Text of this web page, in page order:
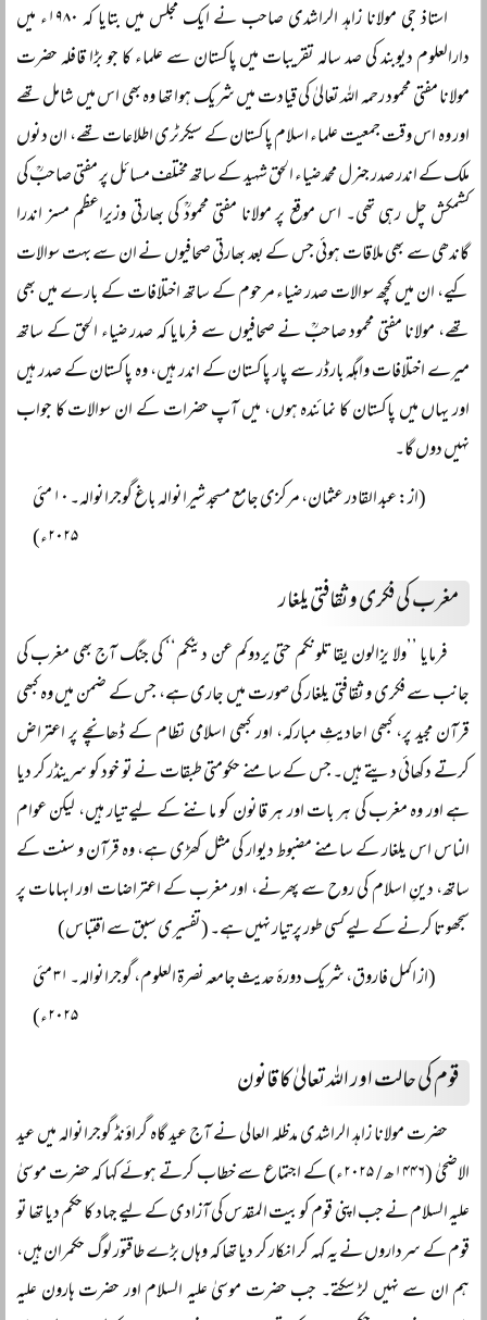
استاذ جی مولانا زاہد الراشدی صاحب نے ایک مجلس میں بتایا کہ ۱۹۸۰ء میں
دارالعلوم دیوبند کی صد سالہ تقریبات میں پاکستان سے علماء کا جو بڑا قافلہ حضرت
مولانا مفتی محمود رحمہ اللہ تعالیٰ کی قیادت میں شریک ہوا تھا وہ بھی اس میں شامل تھے
اور وہ اس وقت جمعیت علماء اسلام پاکستان کے سیکرٹری اطلاعات تھے، ان دنوں
ملک کے اندر صدر جنرل محمد ضیاء الحق شہید کے ساتھ مختلف مسائل پر مفتی صاحبؒ کی
کشمکش چل رہی تھی۔ اس موقع پر مولانا مفتی محمودؒ کی بھارتی وزیراعظم مسز اندرا
گاندھی سے بھی ملاقات ہوئی جس کے بعد بھارتی صحافیوں نے ان سے بہت سوالات
کیے، ان میں کچھ سوالات صدر ضیاء مرحوم کے ساتھ اختلافات کے بارے میں بھی
تھے، مولانا مفتی محمود صاحبؒ نے صحافیوں سے فرمایا کہ صدر ضیاء الحق کے ساتھ
میرے اختلافات واہگہ بارڈر سے پار پاکستان کے اندر ہیں، وہ پاکستان کے صدر ہیں
اور یہاں میں پاکستان کا نمائندہ ہوں، میں آپ حضرات کے ان سوالات کا جواب
نہیں دوں گا۔
(از: عبد القادر عثمان، مرکزی جامع مسجد شیرانوالہ باغ گوجرانوالہ۔ ۱۰ مئی
۲۰۲۵ء)
مغرب کی فکری و ثقافتی یلغار
فرمایا ’’ولا یزالون یقاتلونکم حتیٰ یردوکم عن دینکم‘‘ کی جنگ آج بھی مغرب کی
جانب سے فکری و ثقافتی یلغار کی صورت میں جاری ہے، جس کے ضمن میں وہ کبھی
قرآن مجید پر، کبھی احادیثِ مبارکہ، اور کبھی اسلامی نظام کے ڈھانچے پر اعتراض
کرتے دکھائی دیتے ہیں۔ جس کے سامنے حکومتی طبقات نے تو خود کو سرینڈر کر دیا
ہے اور وہ مغرب کی ہر بات اور ہر قانون کو ماننے کے لیے تیار ہیں، لیکن عوام
الناس اس یلغار کے سامنے مضبوط دیوار کی مثل کھڑی ہے، وہ قرآن و سنت کے
ساتھ، دینِ اسلام کی روح سے پھرنے، اور مغرب کے اعتراضات اور ابہامات پر
سجھوتا کرنے کے لیے کسی طور پر تیار نہیں ہے۔ (تفسیری سبق سے اقتباس)
(از اکمل فاروق، شریک دورۂ حدیث جامعہ نصرۃ العلوم، گوجرانوالہ۔ ۳۱ مئی
۲۰۲۵ء)
قوم کی حالت اور اللہ تعالیٰ کا قانون
حضرت مولانا زاہد الراشدی مدظلہ العالی نے آج عید گاہ گراؤنڈ گوجرانوالہ میں عید
الاضحیٰ (۱۴۴۶ھ / ۲۰۲۵ء) کے اجتماع سے خطاب کرتے ہوئے کہا کہ حضرت موسیٰ
علیہ السلام نے جب اپنی قوم کو بیت المقدس کی آزادی کے لیے جہاد کا حکم دیا تھا تو
قوم کے سرداروں نے یہ کہہ کر انکار کر دیا تھا کہ وہاں بڑے طاقتور لوگ حکمران ہیں،
ہم ان سے نہیں لڑ سکتے۔ جب حضرت موسیٰ علیہ السلام اور حضرت ہارون علیہ